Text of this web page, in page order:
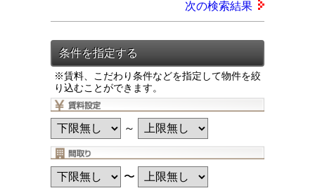
※賃料、こだわり条件などを指定して物件を絞
り込むことができます。
～
〜
次の検索結果